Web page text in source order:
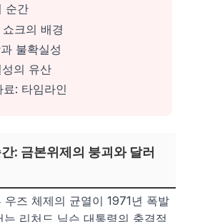
순간
크의 배경
불확실성
의 유산
: 타임라인
: 금본위제의 붕괴와 달러
즈 체제의 균열이 1971년 폭발
리처드 닉슨 대통령의 충격적